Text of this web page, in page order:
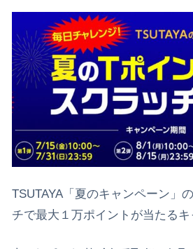
TSUTAYA「夏のキャンペーン」
チで最大１万ポイントが当たるキ